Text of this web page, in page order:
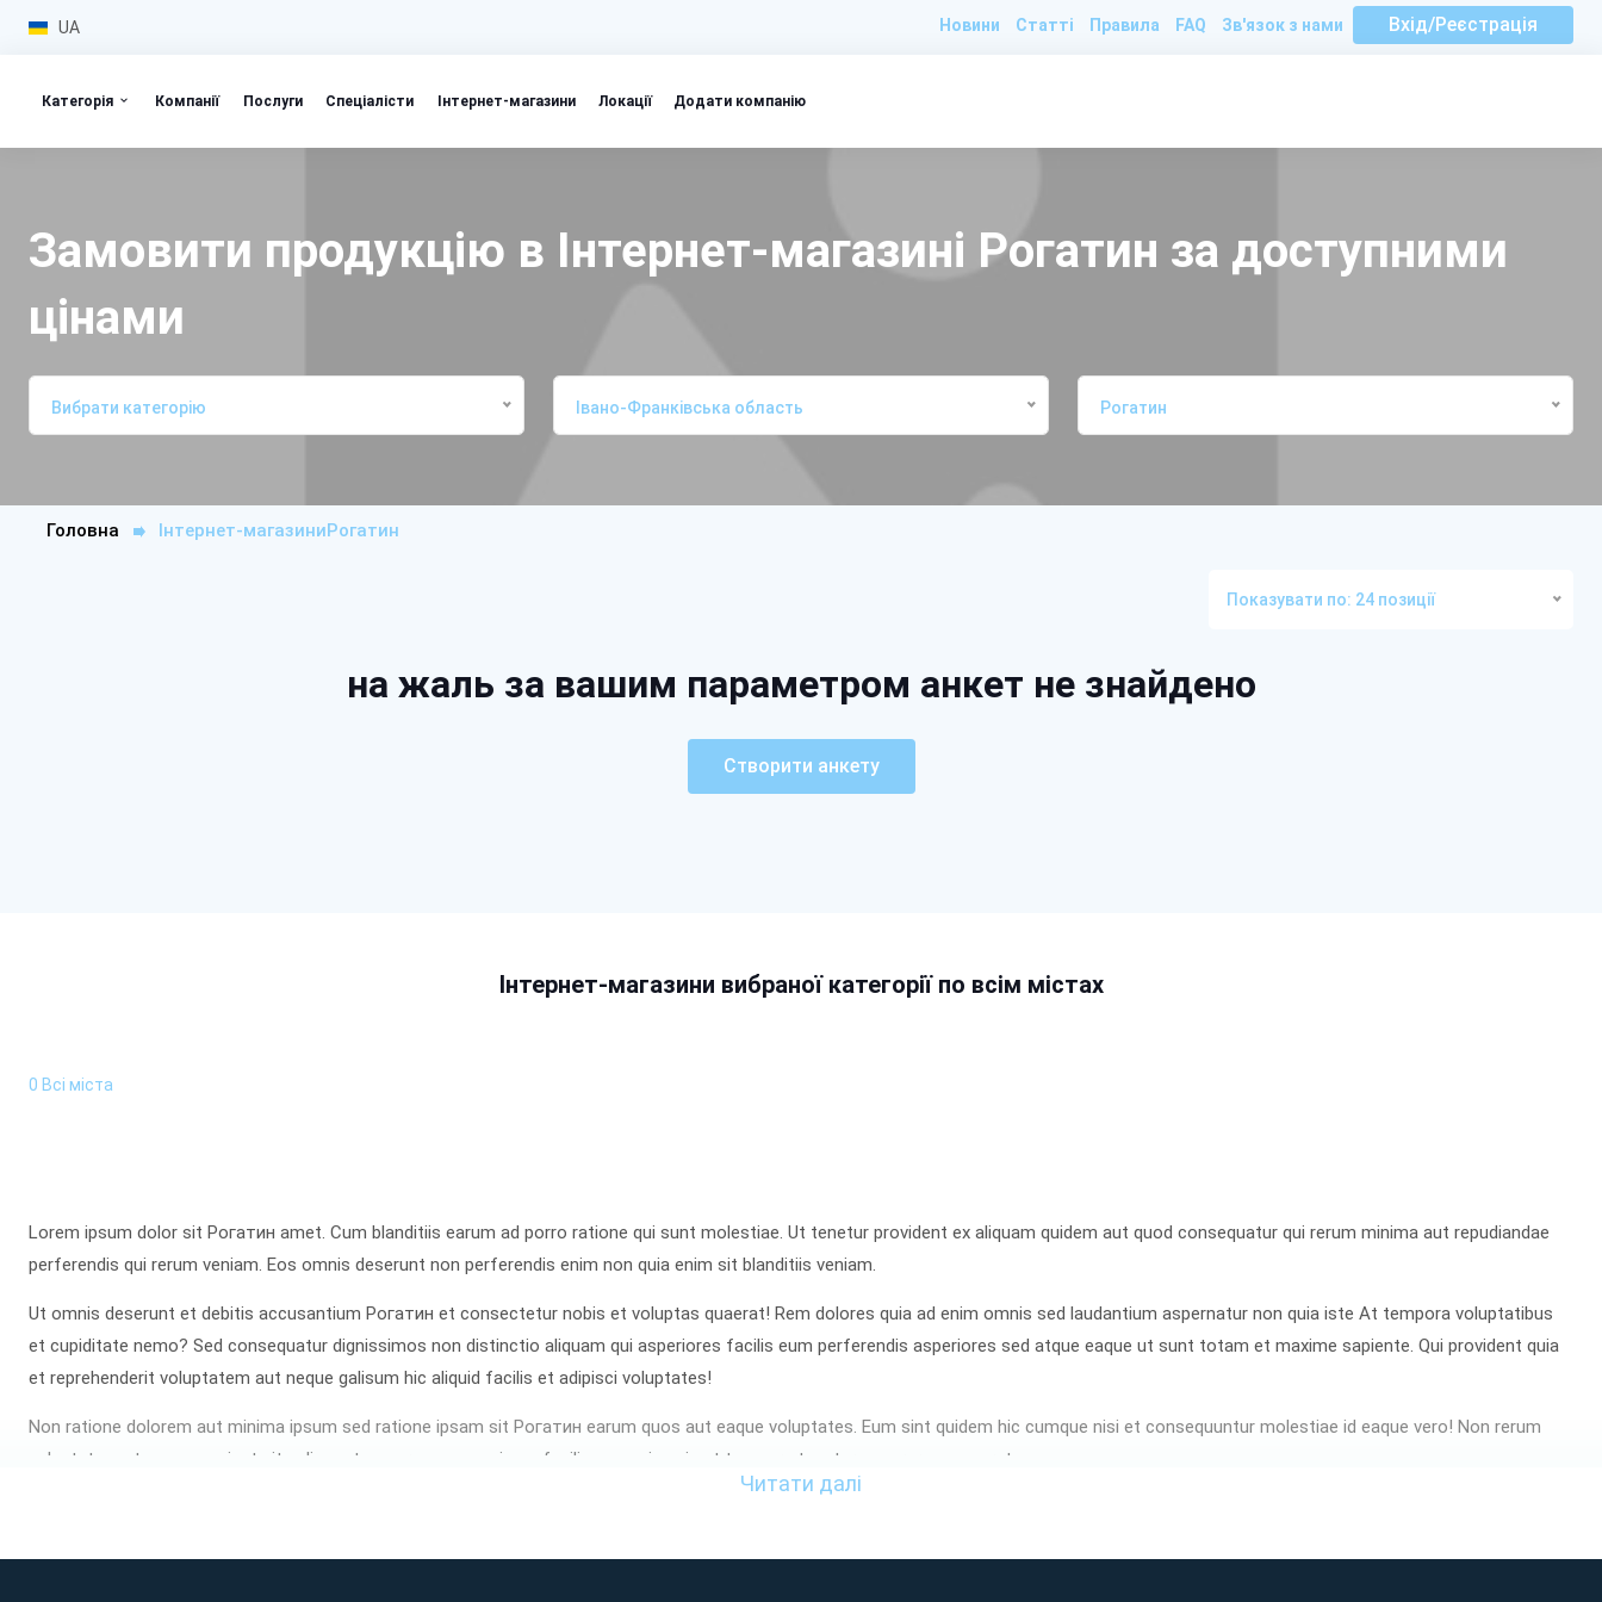
UA Новини Статті Правила FAQ Зв'язок з нами Вхід/Реєстрація
Категорія Компанії Послуги Спеціалісти Інтернет-магазини Локації Додати компанію
Замовити продукцію в Інтернет-магазині Рогатин за доступними
цінами
Вибрати категорію Івано-Франківська область Рогатин
Головна Інтернет-магазиниРогатин
Показувати по: 24 позиції
на жаль за вашим параметром анкет не знайдено
Створити анкету
Інтернет-магазини вибраної категорії по всім містах
0 Всі міста
Lorem ipsum dolor sit Рогатин amet. Cum blanditiis earum ad porro ratione qui sunt molestiae. Ut tenetur provident ex aliquam quidem aut quod consequatur qui rerum minima aut repudiandae
perferendis qui rerum veniam. Eos omnis deserunt non perferendis enim non quia enim sit blanditiis veniam.
Ut omnis deserunt et debitis accusantium Рогатин et consectetur nobis et voluptas quaerat! Rem dolores quia ad enim omnis sed laudantium aspernatur non quia iste At tempora voluptatibus
et cupiditate nemo? Sed consequatur dignissimos non distinctio aliquam qui asperiores facilis eum perferendis asperiores sed atque eaque ut sunt totam et maxime sapiente. Qui provident quia
et reprehenderit voluptatem aut neque galisum hic aliquid facilis et adipisci voluptates!
Non ratione dolorem aut minima ipsum sed ratione ipsam sit Рогатин earum quos aut eaque voluptates. Eum sint quidem hic cumque nisi et consequuntur molestiae id eaque vero! Non rerum
voluptatem et quos nesciunt sit galisum tempora eos possimus facilis quo quis quia et tempora tenetur eum rerum quaerat.
Читати далі